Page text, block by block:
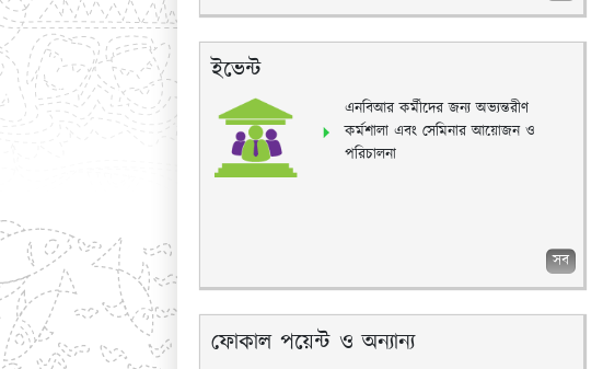
ইভেন্ট
এনবিআর কর্মীদের জন্য অভ্যন্তরীণ
কর্মশালা এবং সেমিনার আয়োজন ও
পরিচালনা
সব
ফোকাল পয়েন্ট ও অন্যান্য